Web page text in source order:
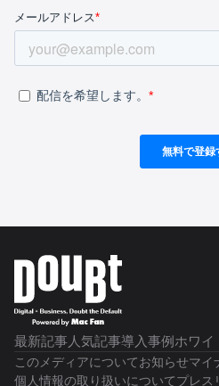
最新記事人気記事導入事例ホワイ
このメディアについてお知らせマイ
個人情報の取り扱いについてプレス